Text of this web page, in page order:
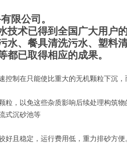
限公司。
术已得到全国广大用户的
水、餐具清洗污水、塑料
已取得相应的成果。
控制在只能使比重大的无机颗粒下沉
，以免这些杂质影响后续处理构筑物
式沉砂池等
且稳定，运行费用低，重力排砂方便